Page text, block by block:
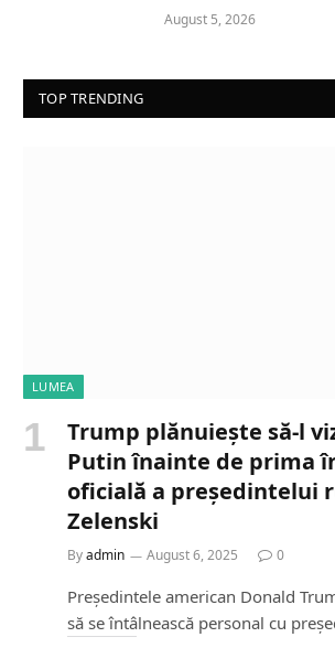
August 5, 2026
TOP TRENDING
LUMEA
Trump plănuiește să-l
Putin înainte de prima
oficială a președintelui
Zelenski
Byadmin August 6, 2025 0
Președintele american Donald
să se întâlnească personal cu